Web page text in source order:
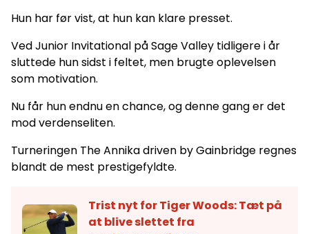
Hun har før vist, at hun kan klare presset.
Ved Junior Invitational på Sage Valley tidligere i år
sluttede hun sidst i feltet, men brugte oplevelsen
som motivation.
Nu får hun endnu en chance, og denne gang er det
mod verdenseliten.
Turneringen The Annika driven by Gainbridge regnes
blandt de mest prestigefyldte.
Trist nyt for Tiger Woods: Tæt på
at blive slettet fra